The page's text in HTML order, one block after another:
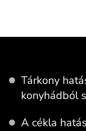
Tárkony
konyhádból
A cékla